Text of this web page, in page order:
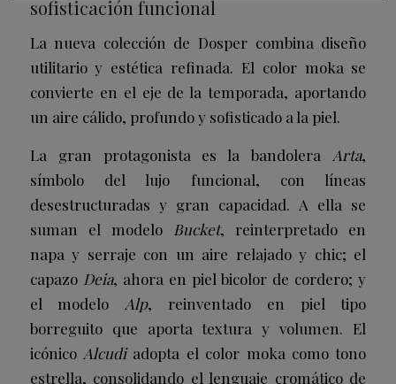
sofisticación funcional
La nueva colección de Dosper combina diseño
utilitario y estética refinada. El color moka se
convierte en el eje de la temporada, aportando
un aire cálido, profundo y sofisticado a la piel.
La gran protagonista es la bandolera Arta,
símbolo del lujo funcional, con líneas
desestructuradas y gran capacidad. A ella se
suman el modelo Bucket, reinterpretado en
napa y serraje con un aire relajado y chic; el
capazo Deia, ahora en piel bicolor de cordero; y
el modelo Alp, reinventado en piel tipo
borreguito que aporta textura y volumen. El
icónico Alcudiadopta el color moka como tono
estrella, consolidando el lenguaje cromático de